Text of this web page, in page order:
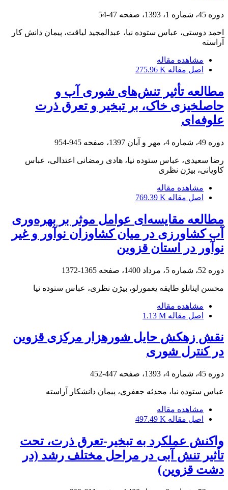
دوره 45، شماره 1، 1393، صفحه 47-54
احمد دوستی، عباس ستوده نیا، عبدالمجید لیاقت، پیمان دانش کار
آراسته
مشاهده مقاله
اصل مقاله 275.96 K
مطالعه تأثیر تنش‌های شوری آب و
حاصلخیزی خاک، بر تبخیر‌‌ و‌‌‌ تعرق ذرت
علوفه‌ای
دوره 49، شماره 4، مهر و آبان 1397، صفحه 945-954
رضا سعیدی، عباس ستوده نیا، هادی رمضانی اعتدالی، عباس
کاویانی، بیژن نظری
مشاهده مقاله
اصل مقاله 769.39 K
مطالعه مقایسه‌ای عوامل موثر بر بهره‌وری
آب کشاورزی در میان کشاوزان نوآور و غیر
نوآور در استان قزوین
دوره 52، شماره 5، مرداد 1400، صفحه 1365-1372
محسن اینانلو طایفه یغمورلو، بیژن نظری، عباس ستوده نیا
مشاهده مقاله
اصل مقاله 1.13 M
نقش زهکش حایل شوره‏زار مرکزی قزوین
در کنترل شوری
دوره 45، شماره 4، 1393، صفحه 447-452
عباس ستوده نیا، محدثه جعفری، پیمان دانشکار آراسته
مشاهده مقاله
اصل مقاله 497.49 K
واکنش عملکرد به تبخیر-تعرق ذرت، تحت
تأثیر تنش آبی در مراحل مختلف رشد (در
دشت قزوین)